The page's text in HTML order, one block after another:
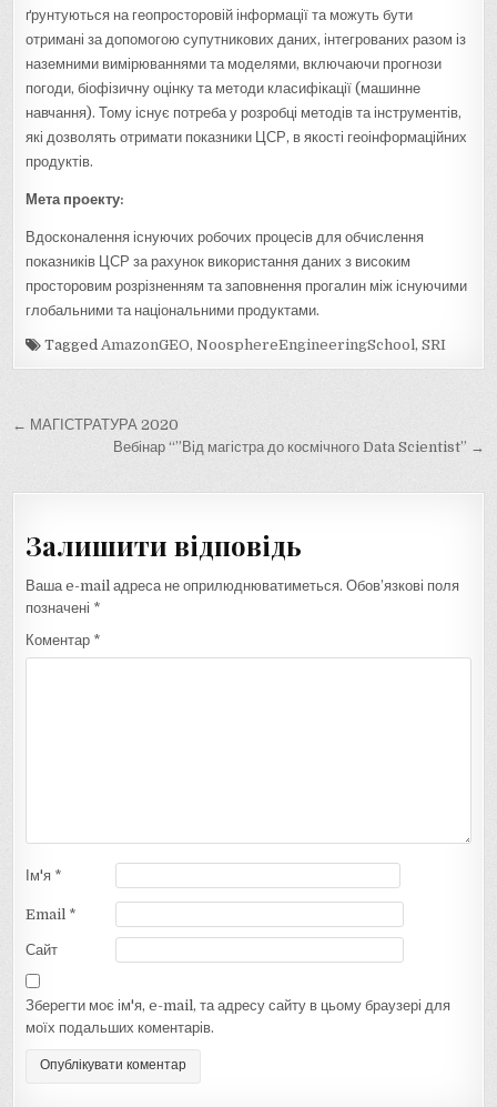
ґрунтуються на геопросторовій інформації та можуть бути
отримані за допомогою супутникових даних, інтегрованих разом із
наземними вимірюваннями та моделями, включаючи прогнози
погоди, біофізичну оцінку та методи класифікації (машинне
навчання). Тому існує потреба у розробці методів та інструментів,
які дозволять отримати показники ЦСР, в якості геоінформаційних
продуктів.
Мета проекту:
Вдосконалення існуючих робочих процесів для обчислення
показників ЦСР за рахунок використання даних з високим
просторовим розрізненням та заповнення прогалин між існуючими
глобальними та національними продуктами.
Tagged AmazonGEO,NoosphereEngineeringSchool ,SRI
Навігація
записів
← МАГІСТРАТУРА 2020
Вебінар “”Від магістра до космічного Data Scientist” →
Залишити відповідь
Ваша e-mail адреса не оприлюднюватиметься. Обов’язкові поля
позначені *
Коментар *
Ім'я *
Email *
Сайт
Зберегти моє ім'я, e-mail, та адресу сайту в цьому браузері для
моїх подальших коментарів.